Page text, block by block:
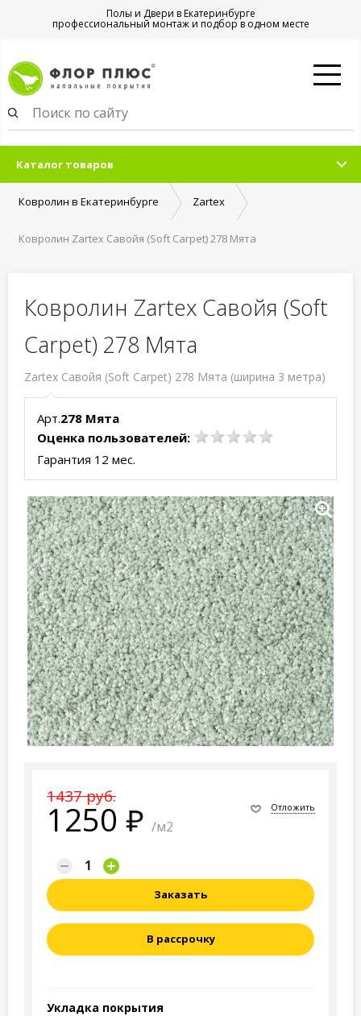
Полы и Двери в Екатеринбурге
профессиональный монтаж и подбор в одном месте
Каталог товаров
Ковролин в Екатеринбурге Zartex
Ковролин Zartex Савойя (Soft Carpet) 278 Мята
Ковролин Zartex Савойя (Soft
Carpet) 278 Мята
Zartex Савойя (Soft Carpet) 278 Мята (ширина 3 метра)
Арт.278 Мята
Оценка пользователей:
Гарантия 12 мес.
1437 руб.
1250 /м2
Отложить
Заказать
В рассрочку
Укладка покрытия